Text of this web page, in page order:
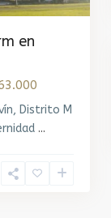
en
Distrito M
...